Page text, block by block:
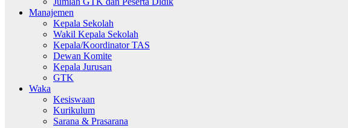
Manajemen
Kepala Sekolah
Wakil Kepala Sekolah
Kepala/Koordinator TAS
Dewan Komite
Kepala Jurusan
GTK
Waka
Kesiswaan
Kurikulum
Sarana & Prasarana